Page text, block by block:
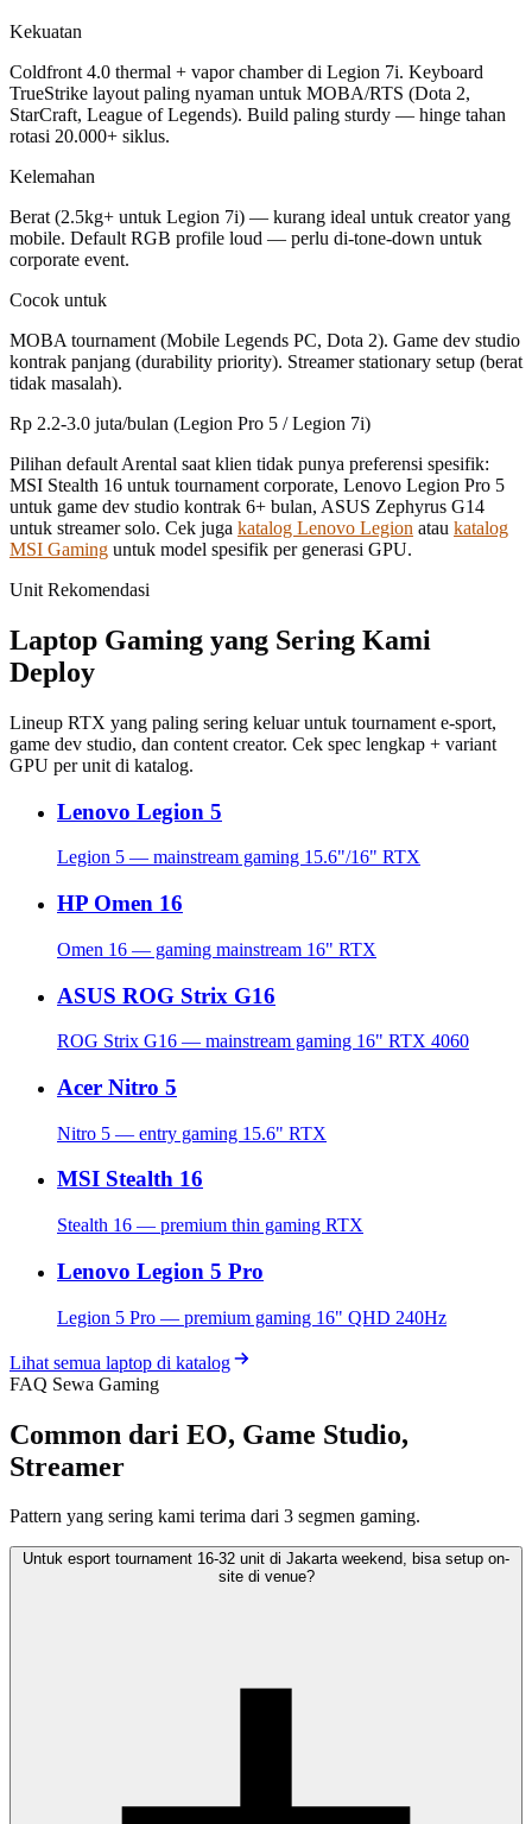
Kekuatan
Coldfront 4.0 thermal + vapor chamber di Legion 7i. Keyboard
TrueStrike layout paling nyaman untuk MOBA/RTS (Dota 2,
StarCraft, League of Legends). Build paling sturdy — hinge tahan
rotasi 20.000+ siklus.
Kelemahan
Berat (2.5kg+ untuk Legion 7i) — kurang ideal untuk creator yang
mobile. Default RGB profile loud — perlu di-tone-down untuk
corporate event.
Cocok untuk
MOBA tournament (Mobile Legends PC, Dota 2). Game dev studio
kontrak panjang (durability priority). Streamer stationary setup (berat
tidak masalah).
Rp 2.2-3.0 juta/bulan (Legion Pro 5 / Legion 7i)
Pilihan default Arental saat klien tidak punya preferensi spesifik:
MSI Stealth 16 untuk tournament corporate, Lenovo Legion Pro 5
untuk game dev studio kontrak 6+ bulan, ASUS Zephyrus G14
untuk streamer solo. Cek juga katalog Lenovo Legion atau katalog
MSI Gaming untuk model spesifik per generasi GPU.
Unit Rekomendasi
Laptop Gaming yang Sering Kami
Deploy
Lineup RTX yang paling sering keluar untuk tournament e-sport,
game dev studio, dan content creator. Cek spec lengkap + variant
GPU per unit di katalog.
Lenovo Legion 5
Legion 5 — mainstream gaming 15.6"/16" RTX
HP Omen 16
Omen 16 — gaming mainstream 16" RTX
ASUS ROG Strix G16
ROG Strix G16 — mainstream gaming 16" RTX 4060
Acer Nitro 5
Nitro 5 — entry gaming 15.6" RTX
MSI Stealth 16
Stealth 16 — premium thin gaming RTX
Lenovo Legion 5 Pro
Legion 5 Pro — premium gaming 16" QHD 240Hz
Lihat semua laptop di katalog
FAQ Sewa Gaming
Common dari EO, Game Studio,
Streamer
Pattern yang sering kami terima dari 3 segmen gaming.
Untuk esport tournament 16-32 unit di Jakarta weekend, bisa setup on-
site di venue?